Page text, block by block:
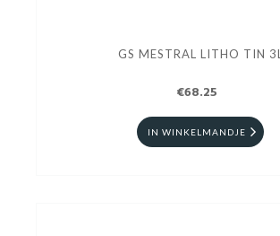
GS MESTRAL LITHO TIN 3L
€68.25
IN WINKELMANDJE